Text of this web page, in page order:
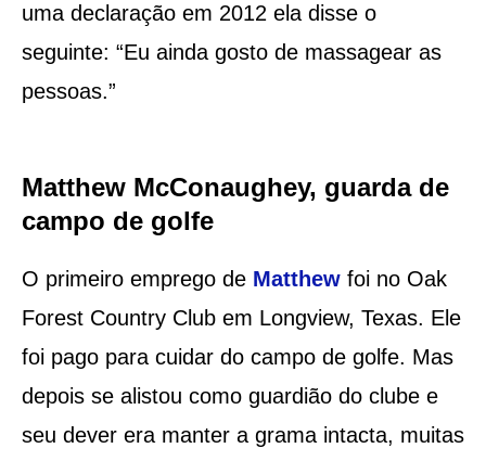
uma declaração em 2012 ela disse o
seguinte: “Eu ainda gosto de massagear as
pessoas.”
Matthew McConaughey, guarda de
campo de golfe
O primeiro emprego de Matthew foi no Oak
Forest Country Club em Longview, Texas. Ele
foi pago para cuidar do campo de golfe. Mas
depois se alistou como guardião do clube e
seu dever era manter a grama intacta, muitas